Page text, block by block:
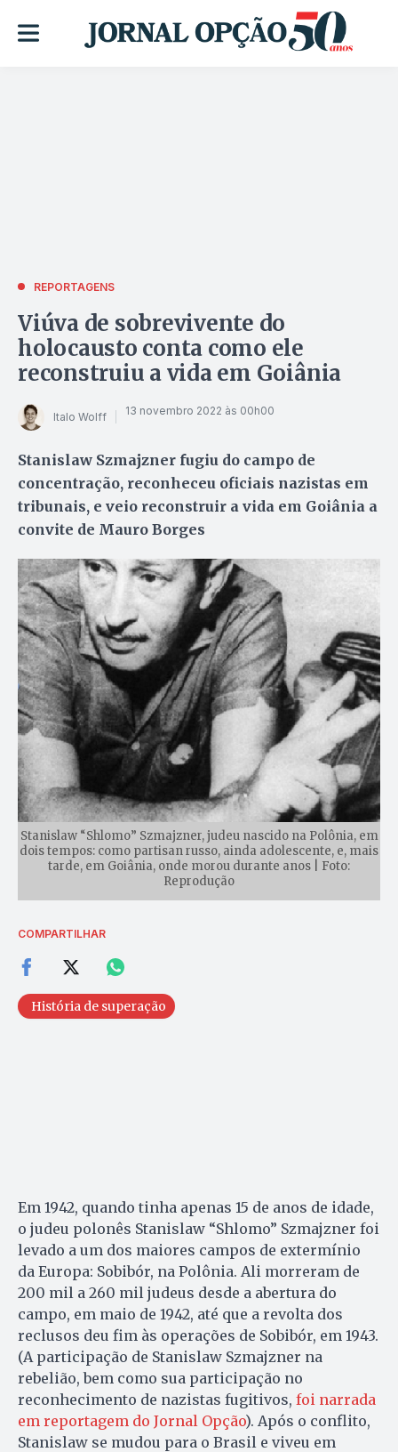
REPORTAGENS
Viúva de sobrevivente do
holocausto conta como ele
reconstruiu a vida em Goiânia
Italo Wolff 13 novembro 2022 às 00h00
Stanislaw Szmajzner fugiu do campo de
concentração, reconheceu oficiais nazistas em
tribunais, e veio reconstruir a vida em Goiânia a
convite de Mauro Borges
Stanislaw “Shlomo” Szmajzner, judeu nascido na Polônia, em
dois tempos: como partisan russo, ainda adolescente, e, mais
tarde, em Goiânia, onde morou durante anos | Foto:
Reprodução
COMPARTILHAR
História de superação
Em 1942, quando tinha apenas 15 de anos de idade,
o judeu polonês Stanislaw “Shlomo” Szmajzner foi
levado a um dos maiores campos de extermínio
da Europa: Sobibór, na Polônia. Ali morreram de
200 mil a 260 mil judeus desde a abertura do
campo, em maio de 1942, até que a revolta dos
reclusos deu fim às operações de Sobibór, em 1943.
(A participação de Stanislaw Szmajzner na
rebelião, bem como sua participação no
reconhecimento de nazistas fugitivos, foi narrada
em reportagem do Jornal Opção). Após o conflito,
Stanislaw se mudou para o Brasil e viveu em